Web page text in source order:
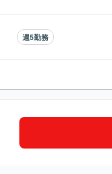
週5勤務